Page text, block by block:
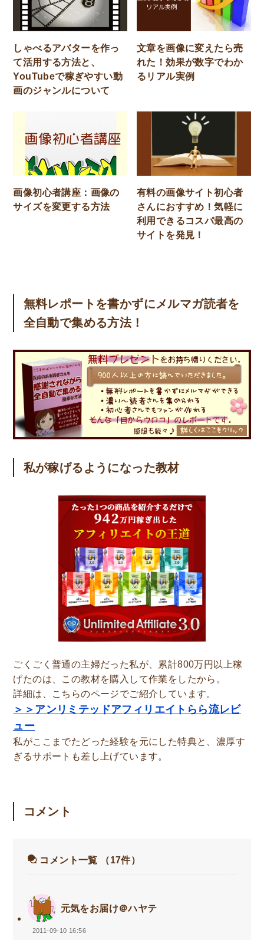
しゃべるアバターを作っ
て活用する方法と、
YouTubeで稼ぎやすい動
画のジャンルについて
文章を画像に変えたら売
れた！効果が数字でわか
るリアル実例
画像初心者講座：画像の
サイズを変更する方法
有料の画像サイト初心者
さんにおすすめ！気軽に
利用できるコスパ最高の
サイトを発見！
無料レポートを書かずにメルマガ読者を
全自動で集める方法！
私が稼げるようになった教材
ごくごく普通の主婦だった私が、累計800万円以上稼
げたのは、この教材を購入して作業をしたから。
詳細は、こちらのページでご紹介しています。
＞＞アンリミテッドアフィリエイトらら流レビ
ュー
私がここまでたどった経験を元にした特典と、濃厚す
ぎるサポートも差し上げています。
コメント
コメント一覧 （17件）
元気をお届け＠ハヤテ
2011-09-10 16:56